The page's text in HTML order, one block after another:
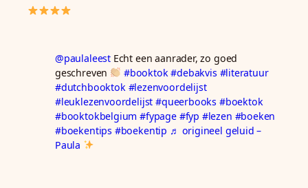
@paulaleest Echt een aanrader, zo goed
geschreven
#booktok #debakvis #literatuur
#dutchbooktok #lezenvoordelijst
#leuklezenvoordelijst #queerbooks #boektok
#booktokbelgium #fypage #fyp #lezen #boeken
#boekentips #boekentip ♬ origineel geluid –
Paula